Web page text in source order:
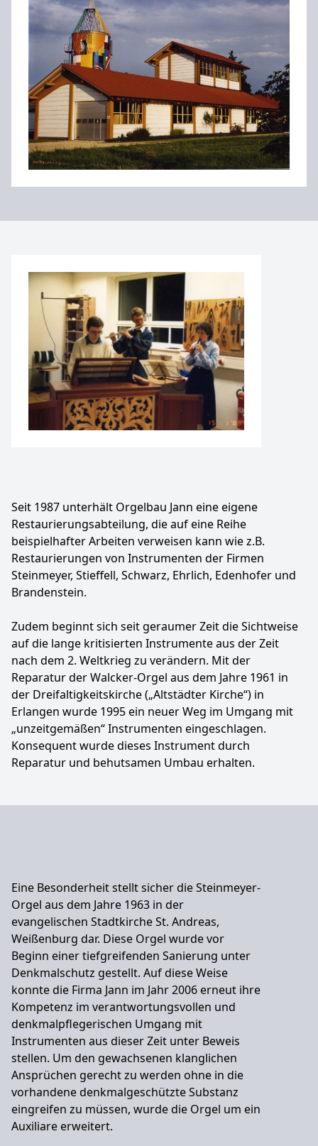
Seit 1987 unterhält Orgelbau Jann eine eigene
Restaurierungsabteilung, die auf eine Reihe
beispielhafter Arbeiten verweisen kann wie z.B.
Restaurierungen von Instrumenten der Firmen
Steinmeyer, Stieffell, Schwarz, Ehrlich, Edenhofer und
Brandenstein.
Zudem beginnt sich seit geraumer Zeit die Sichtweise
auf die lange kritisierten Instrumente aus der Zeit
nach dem 2. Weltkrieg zu verändern. Mit der
Reparatur der Walcker-Orgel aus dem Jahre 1961 in
der Dreifaltigkeitskirche („Altstädter Kirche“) in
Erlangen wurde 1995 ein neuer Weg im Umgang mit
„unzeitgemäßen“ Instrumenten eingeschlagen.
Konsequent wurde dieses Instrument durch
Reparatur und behutsamen Umbau erhalten.
Eine Besonderheit stellt sicher die Steinmeyer-
Orgel aus dem Jahre 1963 in der
evangelischen Stadtkirche St. Andreas,
Weißenburg dar. Diese Orgel wurde vor
Beginn einer tiefgreifenden Sanierung unter
Denkmalschutz gestellt. Auf diese Weise
konnte die Firma Jann im Jahr 2006 erneut ihre
Kompetenz im verantwortungsvollen und
denkmalpflegerischen Umgang mit
Instrumenten aus dieser Zeit unter Beweis
stellen. Um den gewachsenen klanglichen
Ansprüchen gerecht zu werden ohne in die
vorhandene denkmalgeschützte Substanz
eingreifen zu müssen, wurde die Orgel um ein
Auxiliare erweitert.